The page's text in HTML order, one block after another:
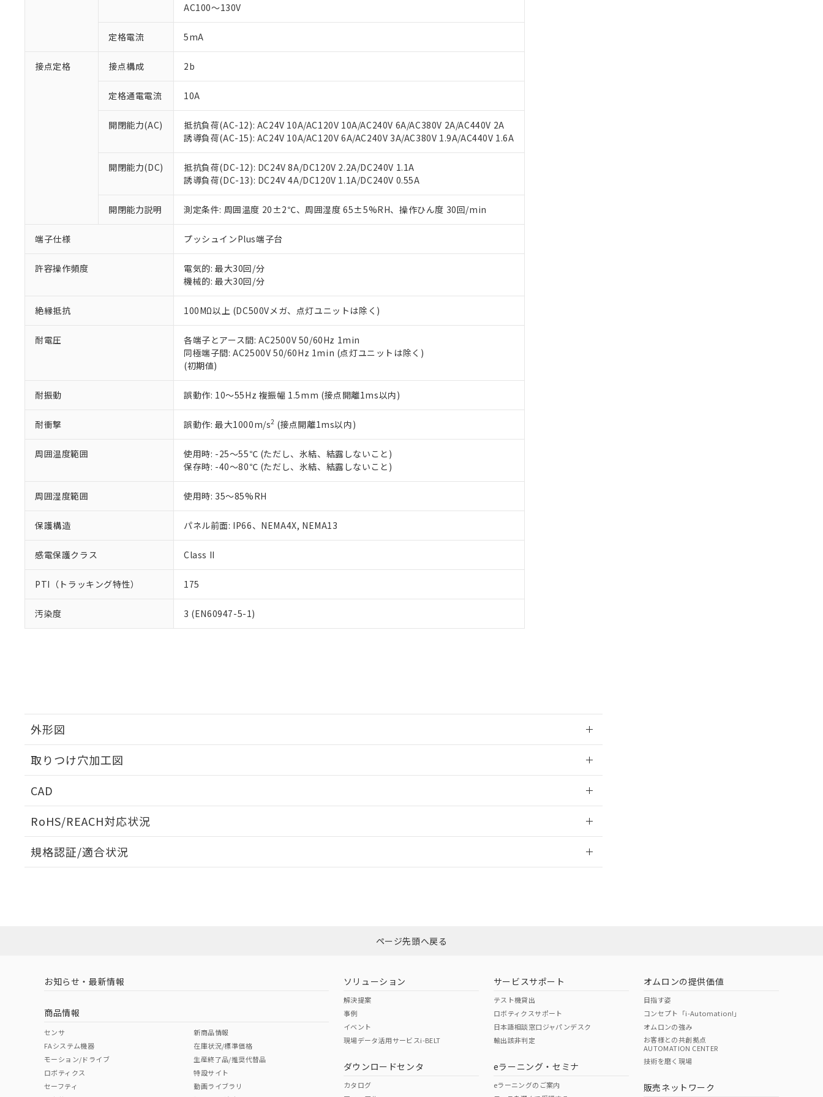
AC100～130V
定格電流 5mA
接点定格 接点構成 2b
定格通電電流 10A
開閉能力(AC)
抵抗負荷(AC-12): AC24V 10A/AC120V 10A/AC240V 6A/AC380V 2A/AC440V 2A
誘導負荷(AC-15): AC24V 10A/AC120V 6A/AC240V 3A/AC380V 1.9A/AC440V 1.6A
開閉能力(DC)
抵抗負荷(DC-12): DC24V 8A/DC120V 2.2A/DC240V 1.1A
誘導負荷(DC-13): DC24V 4A/DC120V 1.1A/DC240V 0.55A
開閉能力説明 測定条件: 周囲温度 20±2℃、周囲湿度 65±5%RH、操作ひん度 30回/min
端子仕様 プッシュインPlus端子台
許容操作頻度
電気的: 最大30回/分
機械的: 最大30回/分
絶縁抵抗 100MΩ以上 (DC500Vメガ、点灯ユニットは除く)
耐電圧
各端子とアース間: AC2500V 50/60Hz 1min
同極端子間: AC2500V 50/60Hz 1min (点灯ユニットは除く)
(初期値)
耐振動 誤動作: 10～55Hz 複振幅 1.5mm (接点開離1ms以内)
耐衝撃 誤動作: 最大1000m/s2 (接点開離1ms以内)
周囲温度範囲
使用時: -25～55℃ (ただし、氷結、結露しないこと)
保存時: -40～80℃ (ただし、氷結、結露しないこと)
周囲湿度範囲 使用時: 35～85%RH
保護構造 パネル前面: IP66、NEMA4X, NEMA13
感電保護クラス Class II
PTI（トラッキング特性） 175
汚染度 3 (EN60947-5-1)
外形図
取りつけ穴加工図
CAD
RoHS/REACH対応状況
EU RoHS 注意事項・凡例
ダウンロードはこちら
中国 RoHS 注意事項・凡例
中国 RoHS表
Pb Hg Cr(VI)
規格認証/適合状況
以下の条件をお読みいただき、同意のうえご利用ください。
正式な納期状況および標準価格はお客様のお取引先、またはお客様担当のオムロン制御機器販売店・
当社販売員にご相談ください。
オムロン制御機器販売店や当社販売拠点は「販売ネットワーク
」をご確認ください。
在庫状況および標準価格結果を当社の事前の承諾なく第三者に漏洩または開示しないようお願いしま
す。
マイパーツ機能（部品リスト作成サービス）をご利用いただくには、I-Webメンバーズにご登録され
ている必要があります。
が、当社の製品・サービスに関するお客様との取引・商談に必要な範囲で利用することをご了承くだ
さい。
※当社の共同利用者とは、
いる法人を指します。
があります。
*EU RoHS指令（10物質）：
六価クロム(Cr(Ⅵ)) 1000ppm以下、ポリ臭化ビフェニル類(PBB) 1000ppm以下、ポリ臭化ジフェニルエーテル類(PBDE) 1000ppm以下、
但し、RoHS指令で産業用監視および制御機器に対する適用除外項目は除く。
フタル酸エステル類の４物質については閾値を超える意図的な使用がないことを確認しています。
※2 対応予定月
部品在庫の切り替え状況などにより、予定月が前後することがあります。
※3 非含有証明書ダウンロード
EU RoHS指令（10物質）の非含有証明書
51物質の非含有証明書（当社基準）
※本証明書は発行日時点で非含有を証明するもので、過去に遡って非含有を証明するものではありません。
また、RoHS指令のフタル酸エステル類４物質の対応では、対応完了までの期間は出荷製品に未対応品が
混在することから備考欄に対応日を記載しておりました。
既に当社にて対応品への在庫切替を完了していることから、特段のことがない限り、2022年1月12日よ
「×」：最大均質材料含有率が中国RoHSの基準値を超えていることを示します。
「－」：未確認です。当社販売部門へお問い合わせください。
Pb(鉛) :1000ppm、 Hg(水銀) : 1000ppm、 Cd(カドミウム) : 100ppm、
DBP(フタル酸ジブチル) : 1000ppm、 DIBP(フタル酸ジイソブチル) : 1000ppm、 BBP(フタル酸ブチルベンジル) : 1000ppm、
※2 環境保護使用期限
「ｅ」：有害物質（10物質）のすべてが基準値以下であることを示します。
「10」：通常の使用状況下において有害物質が外部に漏えいし、環境に深刻な影響を及ぼさない年数を意
味します。
「－」：未確認です。当社販売部門へお問い合わせください。
う）を輸出または国外への提供する場合は、日本国政府の輸出許可(または役務取引許可)を取得する
置等に一切使用いたしません。
当社は、貴社製品を第三者に販売する場合は、上記1、2および3の内容を当該第三者に通知します。
また当社は、販売先および販売に係わる関係者が違法に輸出するおそれがある場合は、取り引きをい
たしません。
記
説明
△ 一定数には満たないが在庫あり
－
在庫なし(最新の在庫状況については、お客様のお取引先、またはお客様担当のオムロン制御
機器販売店・当社販売員にご確認ください)
空
白
受注生産機種、また在庫状況の情報を公開していない機種
ページ先頭へ戻る
お知らせ・最新情報
商品情報
センサ
FAシステム機器
モーション/ドライブ
ロボティクス
セーフティ
新商品情報
在庫状況/標準価格
生産終了品/推奨代替品
特設サイト
動画ライブラリ
ソリューション
解決提案
事例
イベント
現場データ活用サービスi-BELT
ダウンロードセンタ
カタログ
サービスサポート
テスト機貸出
ロボティクスサポート
日本語相談窓口ジャパンデスク
輸出該非判定
eラーニング・セミナ
eラーニングのご案内
オムロンの提供価値
目指す姿
コンセプト「i-Automation!」
オムロンの強み
お客様との共創拠点
AUTOMATION CENTER
技術を磨く現場
販売ネットワーク